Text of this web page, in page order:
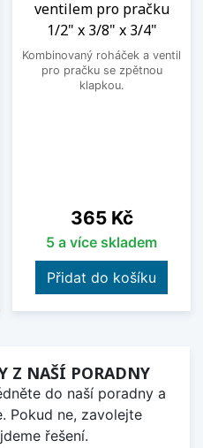
ventilem pro pračku
1/2" x 3/8" x 3/4"
Kombinovaný roháček a ventil
pro pračku se zpětnou
klapkou.
Cena
365 Kč
5 a více skladem
Přidat do košíku
Z NAŠÍ PORADNY
do naší poradny a
Pokud ne, zavolejte
řešení.